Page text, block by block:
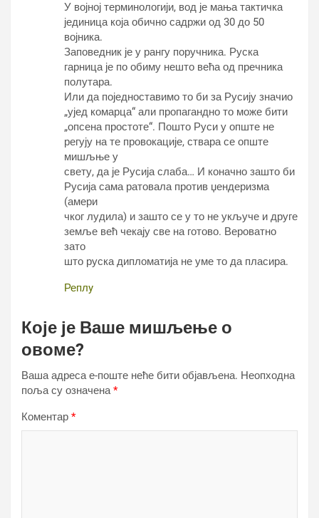
У војној терминологији, вод је мања тактичка
јединица која обично садржи од 30 до 50
војника.
Заповедник је у рангу поручника. Руска
гарница је по обиму нешто већа од пречника
полутара.
Или да поједноставимо то би за Русију значио
„ујед комарца“ али пропагандно то може бити
„опсена простоте“. Пошто Руси у опште не
регују на те провокације, ствара се опште
мишљње у
свету, да је Русија слаба… И коначно зашто би
Русија сама ратовала против џендеризма
(амери
чког лудила) и зашто се у то не укључе и друге
земље већ чекају све на готово. Вероватно
зато
што руска дипломатија не уме то да пласира.
Реплy
Које је Ваше мишљење о
овоме?
Ваша адреса е-поште неће бити објављена. Неопходна
поља су означена*
Коментар *